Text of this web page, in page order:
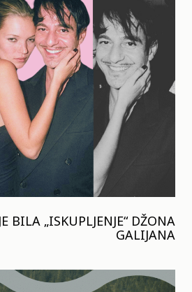
BILA „ISKUPLJENJE“ DŽONA
GALIJANA